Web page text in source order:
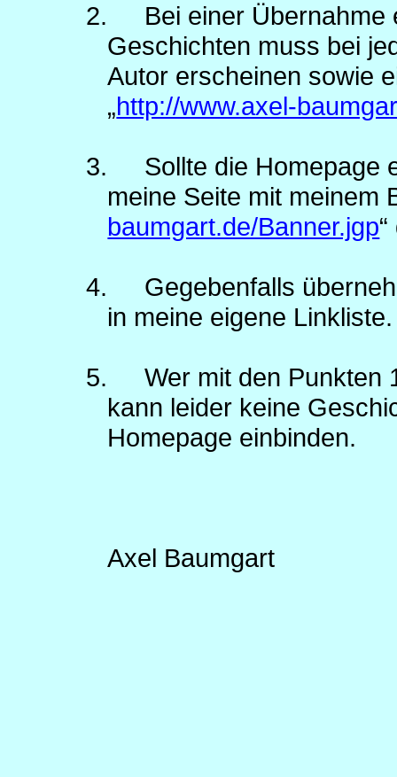
2.
Bei einer
Geschichten muss bei
Autor erscheinen sowie
„http://www.axel-
3.
Sollte die Homepage
meine Seite mit meinem
baumgart.de/Banner.jgp
4.
Gegebenfalls
in meine eigene Linkliste.
5.
Wer mit den Punkten
kann leider keine
Homepage einbinden.
Axel Baumgart